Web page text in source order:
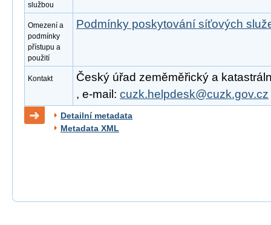
službou
Omezení a
podmínky
přístupu a
použití
Podmínky poskytování síťových
Kontakt
Český úřad zeměměřický a
, e-mail: cuzk.helpdesk@cuzk.gov.cz
Detailní metadata
Metadata XML